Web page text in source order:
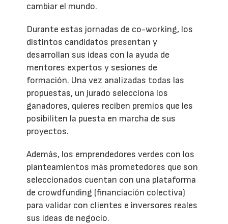
cambiar el mundo.
Durante estas jornadas de co-working, los
distintos candidatos presentan y
desarrollan sus ideas con la ayuda de
mentores expertos y sesiones de
formación. Una vez analizadas todas las
propuestas, un jurado selecciona los
ganadores, quieres reciben premios que les
posibiliten la puesta en marcha de sus
proyectos.
Además, los emprendedores verdes con los
planteamientos más prometedores que son
seleccionados cuentan con una plataforma
de crowdfunding (financiación colectiva)
para validar con clientes e inversores reales
sus ideas de negocio.